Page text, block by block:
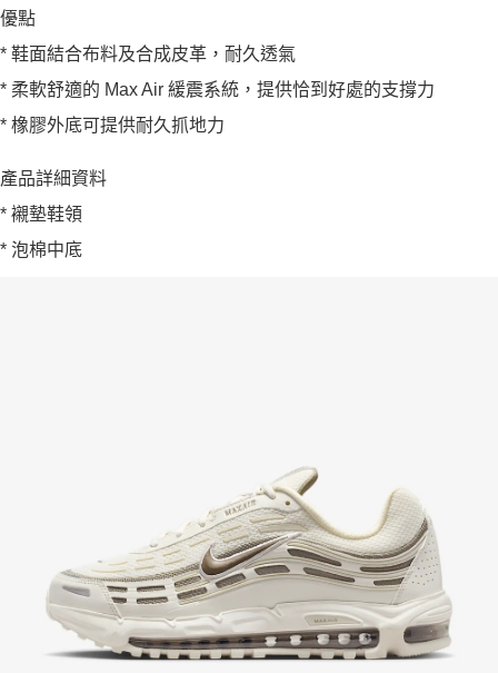
優點
* 鞋面結合布料及合成皮革，耐久透氣
* 柔軟舒適的 Max Air 緩震系統，提供恰到好處的支撐力
* 橡膠外底可提供耐久抓地力
產品詳細資料
* 襯墊鞋領
* 泡棉中底